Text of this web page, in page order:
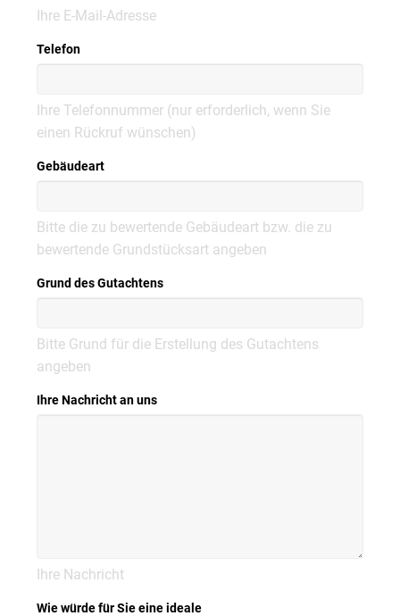
Ihre E-Mail-Adresse
Telefon
Ihre Telefonnummer (nur erforderlich, wenn Sie
einen Rückruf wünschen)
Gebäudeart
Bitte die zu bewertende Gebäudeart bzw. die zu
bewertende Grundstücksart angeben
Grund des Gutachtens
Bitte Grund für die Erstellung des Gutachtens
angeben
Ihre Nachricht an uns
Ihre Nachricht
Wie würde für Sie eine ideale